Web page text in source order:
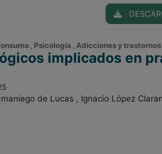
, Psicología , Adicciones y
implicados en
de Lucas , Ignacio López